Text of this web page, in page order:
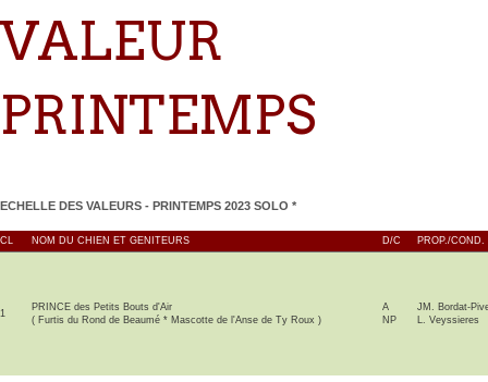
VALEUR
PRINTEMPS
ECHELLE DES VALEURS - PRINTEMPS 2023 SOLO *
CL NOM DU CHIEN ET GENITEURS D/C PROP./COND.
1
PRINCE des Petits Bouts d'Air
( Furtis du Rond de Beaumé * Mascotte de l'Anse de Ty Roux )
A
NP
JM. Bordat-
L. Veyssieres